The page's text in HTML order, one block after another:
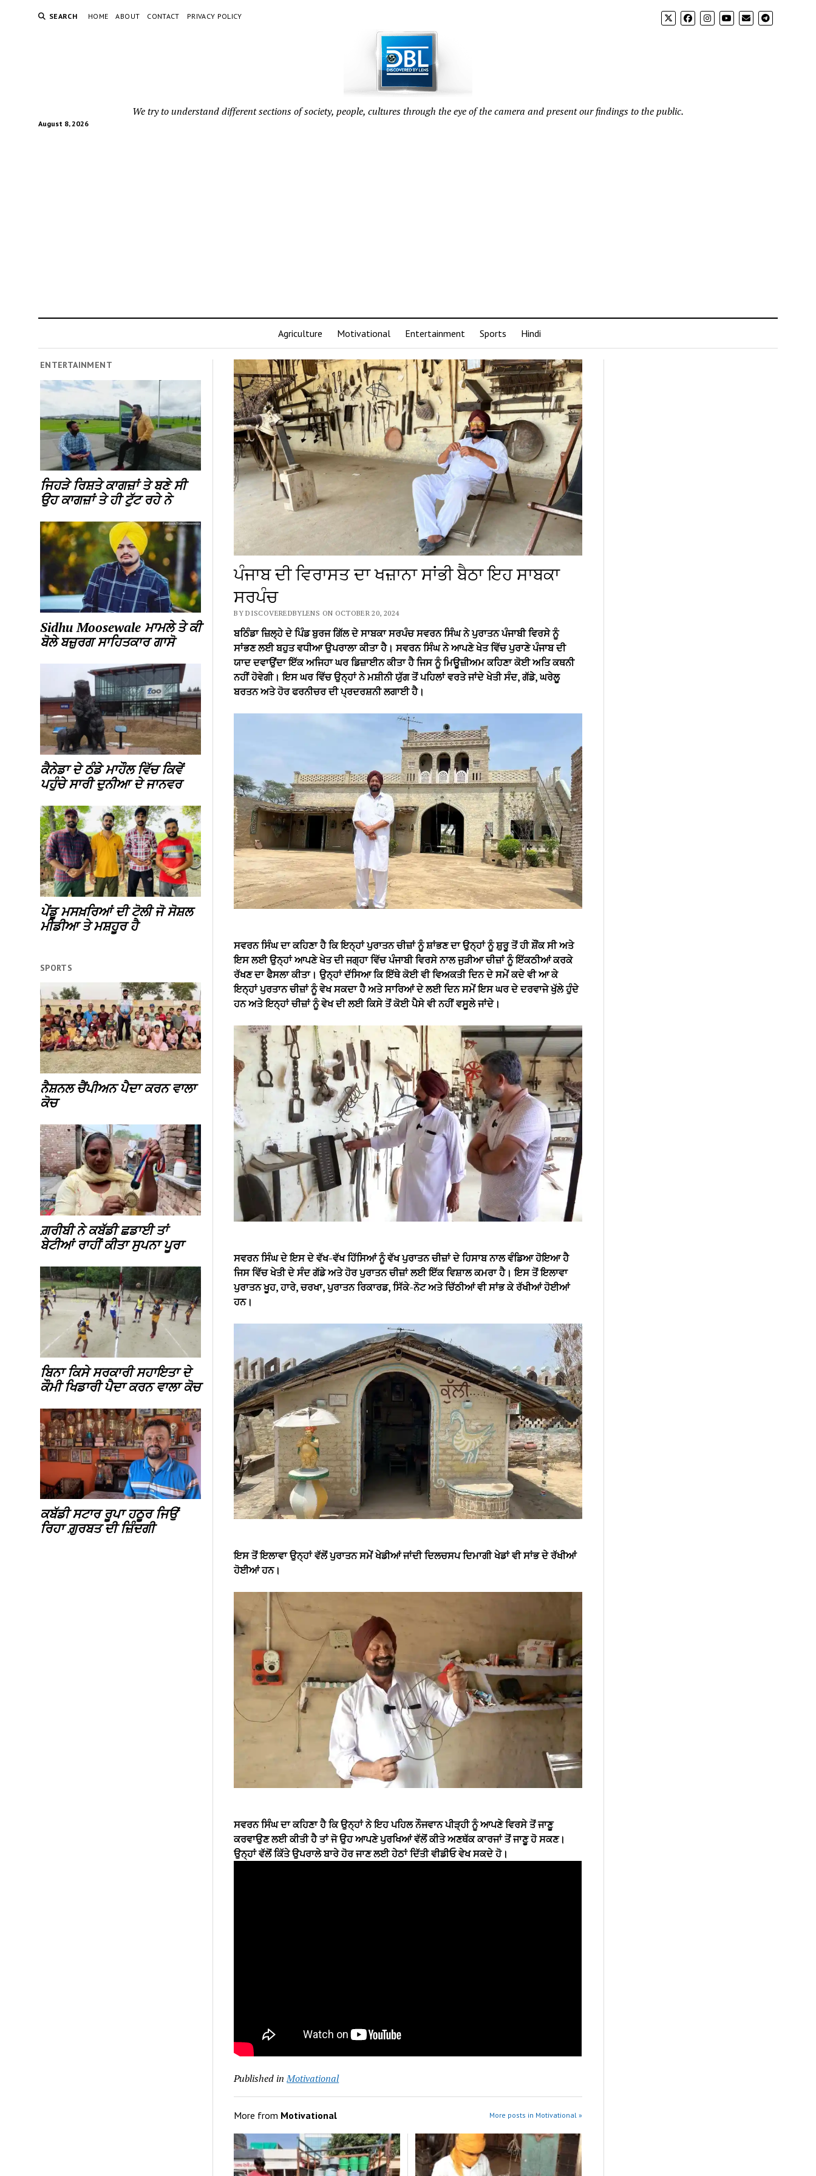
SEARCH HOME ABOUT CONTACT PRIVACY POLICY
August 8, 2026
We try to understand different sections of society, people, cultures through the eye of the camera and present our findings to the public.
Agriculture Motivational Entertainment Sports Hindi
ENTERTAINMENT
ਜਿਹੜੇ ਰਿਸ਼ਤੇ ਕਾਗਜ਼ਾਂ ਤੇ ਬਣੇ ਸੀ
ਉਹ ਕਾਗਜ਼ਾਂ ਤੇ ਹੀ ਟੁੱਟ ਰਹੇ ਨੇ
Sidhu Moosewale ਮਾਮਲੇ ਤੇ ਕੀ
ਬੋਲੇ ਬਜ਼ੁਰਗ ਸਾਹਿਤਕਾਰ ਗਾਸੋ
ਕੈਨੇਡਾ ਦੇ ਠੰਡੇ ਮਾਹੌਲ ਵਿੱਚ ਕਿਵੇਂ
ਪਹੁੰਚੇ ਸਾਰੀ ਦੁਨੀਆ ਦੇ ਜਾਨਵਰ
ਪੇਂਡੂ ਮਸਖ਼ਰਿਆਂ ਦੀ ਟੋਲੀ ਜੋ ਸੋਸ਼ਲ
ਮੀਡੀਆ ਤੇ ਮਸ਼ਹੂਰ ਹੈ
SPORTS
ਨੈਸ਼ਨਲ ਚੈਂਪੀਅਨ ਪੈਦਾ ਕਰਨ ਵਾਲਾ
ਕੋਚ
ਗ਼ਰੀਬੀ ਨੇ ਕਬੱਡੀ ਛਡਾਈ ਤਾਂ
ਬੇਟੀਆਂ ਰਾਹੀਂ ਕੀਤਾ ਸੁਪਨਾ ਪੂਰਾ
ਬਿਨਾ ਕਿਸੇ ਸਰਕਾਰੀ ਸਹਾਇਤਾ ਦੇ
ਕੌਮੀ ਖਿਡਾਰੀ ਪੈਦਾ ਕਰਨ ਵਾਲਾ ਕੋਚ
ਕਬੱਡੀ ਸਟਾਰ ਰੂਪਾ ਹਠੂਰ ਜਿਉਂ
ਰਿਹਾ ਗ਼ੁਰਬਤ ਦੀ ਜ਼ਿੰਦਗੀ
ਪੰਜਾਬ ਦੀ ਵਿਰਾਸਤ ਦਾ ਖਜ਼ਾਨਾ ਸਾਂਭੀ ਬੈਠਾ ਇਹ ਸਾਬਕਾ
ਸਰਪੰਚ
BY DISCOVEREDBYLENS ON OCTOBER 20, 2024
ਬਠਿੰਡਾ ਜ਼ਿਲ੍ਹੇ ਦੇ ਪਿੰਡ ਬੁਰਜ ਗਿੱਲ ਦੇ ਸਾਬਕਾ ਸਰਪੰਚ ਸਵਰਨ ਸਿੰਘ ਨੇ ਪੁਰਾਤਨ ਪੰਜਾਬੀ ਵਿਰਸੇ ਨੂੰ
ਸਾਂਭਣ ਲਈ ਬਹੁਤ ਵਧੀਆ ਉਪਰਾਲਾ ਕੀਤਾ ਹੈ। ਸਵਰਨ ਸਿੰਘ ਨੇ ਆਪਣੇ ਖੇਤ ਵਿੱਚ ਪੁਰਾਣੇ ਪੰਜਾਬ ਦੀ
ਯਾਦ ਦਵਾਉਂਦਾ ਇੱਕ ਅਜਿਹਾ ਘਰ ਡਿਜ਼ਾਈਨ ਕੀਤਾ ਹੈ ਜਿਸ ਨੂੰ ਮਿਊਜ਼ੀਅਮ ਕਹਿਣਾ ਕੋਈ ਅਤਿ ਕਥਨੀ
ਨਹੀਂ ਹੋਵੇਗੀ। ਇਸ ਘਰ ਵਿੱਚ ਉਨ੍ਹਾਂ ਨੇ ਮਸ਼ੀਨੀ ਯੁੱਗ ਤੋਂ ਪਹਿਲਾਂ ਵਰਤੇ ਜਾਂਦੇ ਖੇਤੀ ਸੰਦ, ਗੱਡੇ, ਘਰੇਲੂ
ਬਰਤਨ ਅਤੇ ਹੋਰ ਫਰਨੀਚਰ ਦੀ ਪ੍ਰਦਰਸ਼ਨੀ ਲਗਾਈ ਹੈ।
ਸਵਰਨ ਸਿੰਘ ਦਾ ਕਹਿਣਾ ਹੈ ਕਿ ਇਨ੍ਹਾਂ ਪੁਰਾਤਨ ਚੀਜ਼ਾਂ ਨੂੰ ਸ਼ਾਂਭਣ ਦਾ ਉਨ੍ਹਾਂ ਨੂੰ ਸ਼ੁਰੂ ਤੋਂ ਹੀ ਸ਼ੌਂਕ ਸੀ ਅਤੇ
ਇਸ ਲਈ ਉਨ੍ਹਾਂ ਆਪਣੇ ਖੇਤ ਦੀ ਜਗ੍ਹਾ ਵਿੱਚ ਪੰਜਾਬੀ ਵਿਰਸੇ ਨਾਲ ਜੁੜੀਆ ਚੀਜ਼ਾਂ ਨੂੰ ਇੱਕਠੀਆਂ ਕਰਕੇ
ਰੱਖਣ ਦਾ ਫੈਸਲਾ ਕੀਤਾ। ਉਨ੍ਹਾਂ ਦੱਸਿਆ ਕਿ ਇੱਥੇ ਕੋਈ ਵੀ ਵਿਅਕਤੀ ਦਿਨ ਦੇ ਸਮੇਂ ਕਦੇ ਵੀ ਆ ਕੇ
ਇਨ੍ਹਾਂ ਪੁਰਤਾਨ ਚੀਜ਼ਾਂ ਨੂੰ ਵੇਖ ਸਕਦਾ ਹੈ ਅਤੇ ਸਾਰਿਆਂ ਦੇ ਲਈ ਦਿਨ ਸਮੇਂ ਇਸ ਘਰ ਦੇ ਦਰਵਾਜੇ ਖੁੱਲੇ ਹੁੰਦੇ
ਹਨ ਅਤੇ ਇਨ੍ਹਾਂ ਚੀਜ਼ਾਂ ਨੂੰ ਵੇਖ ਦੀ ਲਈ ਕਿਸੇ ਤੋਂ ਕੋਈ ਪੈਸੇ ਵੀ ਨਹੀਂ ਵਸੂਲੇ ਜਾਂਦੇ।
ਸਵਰਨ ਸਿੰਘ ਦੇ ਇਸ ਦੇ ਵੱਖ-ਵੱਖ ਹਿੱਸਿਆਂ ਨੂੰ ਵੱਖ ਪੁਰਾਤਨ ਚੀਜ਼ਾਂ ਦੇ ਹਿਸਾਬ ਨਾਲ ਵੰਡਿਆ ਹੋਇਆ ਹੈ
ਜਿਸ ਵਿੱਚ ਖੇਤੀ ਦੇ ਸੰਦ ਗੱਡੇ ਅਤੇ ਹੋਰ ਪੁਰਾਤਨ ਚੀਜ਼ਾਂ ਲਈ ਇੱਕ ਵਿਸ਼ਾਲ ਕਮਰਾ ਹੈ। ਇਸ ਤੋਂ ਇਲਾਵਾ
ਪੁਰਾਤਨ ਖੂਹ, ਹਾਰੇ, ਚਰਖਾ, ਪੁਰਾਤਨ ਰਿਕਾਰਡ, ਸਿੱਕੇ-ਨੋਟ ਅਤੇ ਚਿੱਠੀਆਂ ਵੀ ਸਾਂਭ ਕੇ ਰੱਖੀਆਂ ਹੋਈਆਂ
ਹਨ।
ਇਸ ਤੋਂ ਇਲਾਵਾ ਉਨ੍ਹਾਂ ਵੱਲੋਂ ਪੁਰਾਤਨ ਸਮੇਂ ਖੇਡੀਆਂ ਜਾਂਦੀ ਦਿਲਚਸਪ ਦਿਮਾਗੀ ਖੇਡਾਂ ਵੀ ਸਾਂਭ ਦੇ ਰੱਖੀਆਂ
ਹੋਈਆਂ ਹਨ।
ਸਵਰਨ ਸਿੰਘ ਦਾ ਕਹਿਣਾ ਹੈ ਕਿ ਉਨ੍ਹਾਂ ਨੇ ਇਹ ਪਹਿਲ ਨੌਜਵਾਨ ਪੀੜ੍ਹੀ ਨੂੰ ਆਪਣੇ ਵਿਰਸੇ ਤੋਂ ਜਾਣੂ
ਕਰਵਾਉਣ ਲਈ ਕੀਤੀ ਹੈ ਤਾਂ ਜੋ ਉਹ ਆਪਣੇ ਪੁਰਖਿਆਂ ਵੱਲੋਂ ਕੀਤੇ ਅਣਥੱਕ ਕਾਰਜਾਂ ਤੋਂ ਜਾਣੂ ਹੋ ਸਕਣ।
ਉਨ੍ਹਾਂ ਵੱਲੋਂ ਕਿੱਤੇ ਉਪਰਾਲੇ ਬਾਰੇ ਹੋਰ ਜਾਣ ਲਈ ਹੇਠਾਂ ਦਿੱਤੀ ਵੀਡੀਓ ਵੇਖ ਸਕਦੇ ਹੋ।
Published in Motivational
More from Motivational More posts in Motivational »